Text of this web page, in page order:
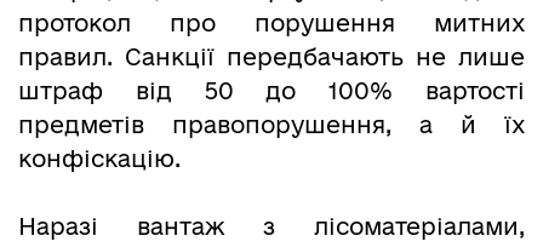
протокол про порушення митних
правил. Санкції передбачають не лише
штраф від 50 до 100% вартості
предметів правопорушення, а й їх
конфіскацію.
Наразі вантаж з лісоматеріалами,